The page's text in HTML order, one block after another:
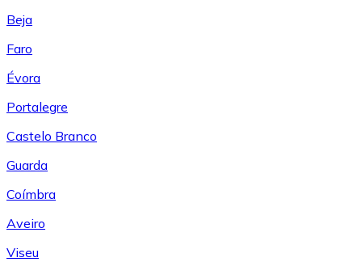
Beja
Faro
Évora
Portalegre
Castelo Branco
Guarda
Coímbra
Aveiro
Viseu